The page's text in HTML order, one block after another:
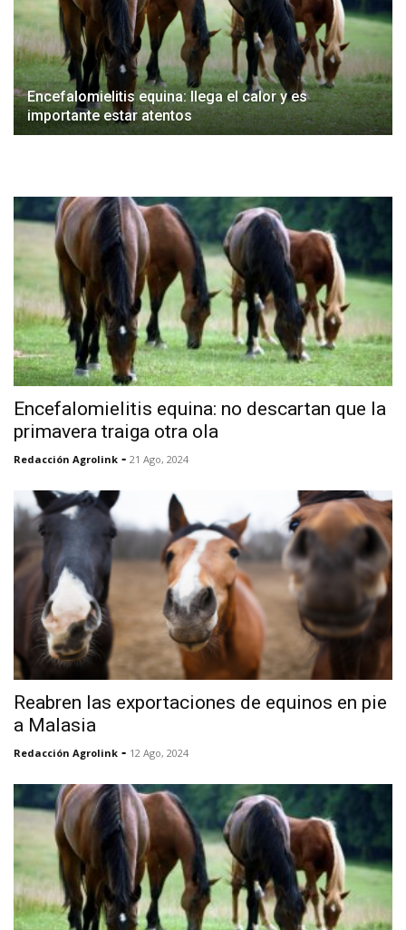
Encefalomielitis equina: llega el calor y es
importante estar atentos
Encefalomielitis equina: no descartan que la
primavera traiga otra ola
Redacción Agrolink - 21 Ago, 2024
Reabren las exportaciones de equinos en pie
a Malasia
Redacción Agrolink - 12 Ago, 2024